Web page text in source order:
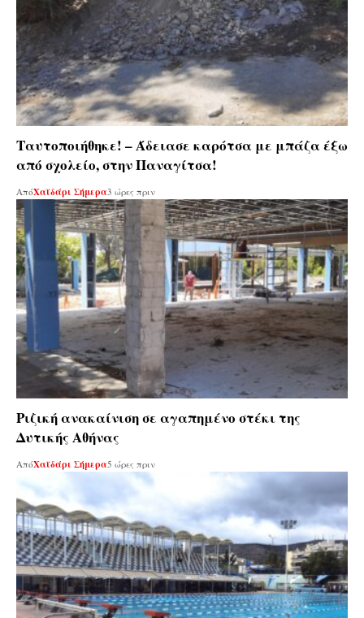
Ταυτοποιήθηκε! – Άδειασε καρότσα με μπάζα έξω
από σχολείο, στην Παναγίτσα!
ΑπόΧαϊδάρι Σήμερα3 ώρες πριν
Ριζική ανακαίνιση σε αγαπημένο στέκι της
Δυτικής Αθήνας
ΑπόΧαϊδάρι Σήμερα5 ώρες πριν